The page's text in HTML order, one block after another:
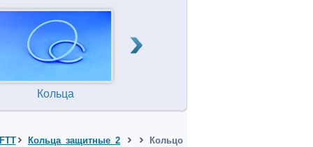
Кольца
уплотнительные
Кольца защитные 2 Кольцо